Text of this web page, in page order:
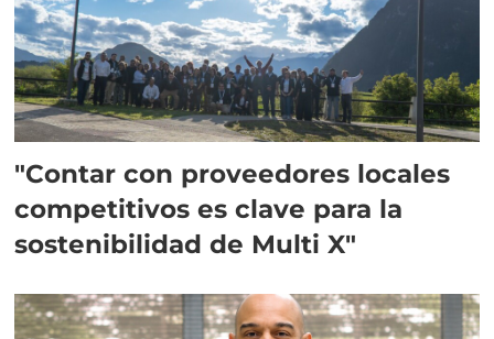
"Contar con proveedores locales
competitivos es clave para la
sostenibilidad de Multi X"